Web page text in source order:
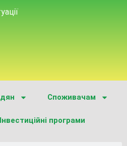
Споживачам
Інвестиційні програми